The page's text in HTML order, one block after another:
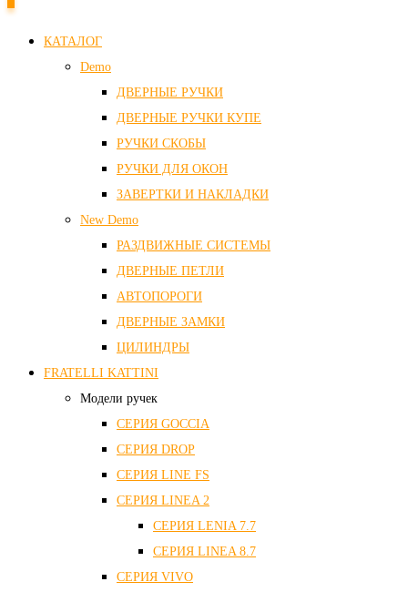
КАТАЛОГ
Demo
ДВЕРНЫЕ РУЧКИ
ДВЕРНЫЕ РУЧКИ КУПЕ
РУЧКИ СКОБЫ
РУЧКИ ДЛЯ ОКОН
ЗАВЕРТКИ И НАКЛАДКИ
New Demo
РАЗДВИЖНЫЕ СИСТЕМЫ
ДВЕРНЫЕ ПЕТЛИ
АВТОПОРОГИ
ДВЕРНЫЕ ЗАМКИ
ЦИЛИНДРЫ
FRATELLI KATTINI
Модели ручек
СЕРИЯ GOCCIA
СЕРИЯ DROP
СЕРИЯ LINE FS
СЕРИЯ LINEA 2
СЕРИЯ LENIA 7.7
СЕРИЯ LINEA 8.7
СЕРИЯ VIVO